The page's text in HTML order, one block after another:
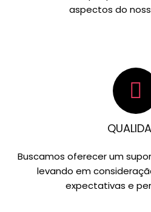
aspectos do
Buscamos oferecer um
levando em
expectativas e